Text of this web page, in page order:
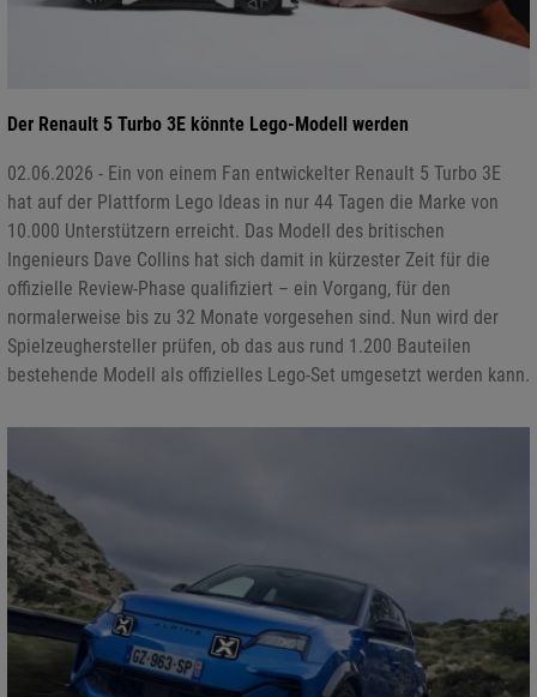
Der Renault 5 Turbo 3E könnte Lego-Modell werden
02.06.2026 - Ein von einem Fan entwickelter Renault 5 Turbo 3E
hat auf der Plattform Lego Ideas in nur 44 Tagen die Marke von
10.000 Unterstützern erreicht. Das Modell des britischen
Ingenieurs Dave Collins hat sich damit in kürzester Zeit für die
offizielle Review-Phase qualifiziert – ein Vorgang, für den
normalerweise bis zu 32 Monate vorgesehen sind. Nun wird der
Spielzeughersteller prüfen, ob das aus rund 1.200 Bauteilen
bestehende Modell als offizielles Lego-Set umgesetzt werden kann.